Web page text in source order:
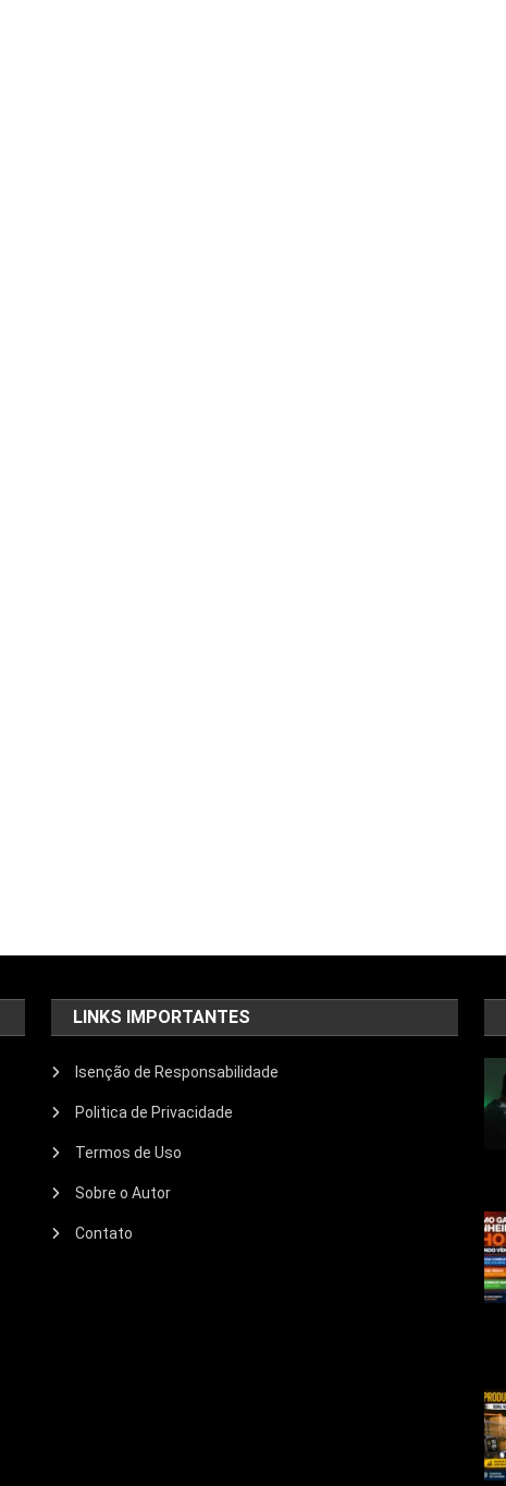
LINKS IMPORTANTES
Isenção de Responsabilidade
Politica de Privacidade
Termos de Uso
Sobre o Autor
Contato